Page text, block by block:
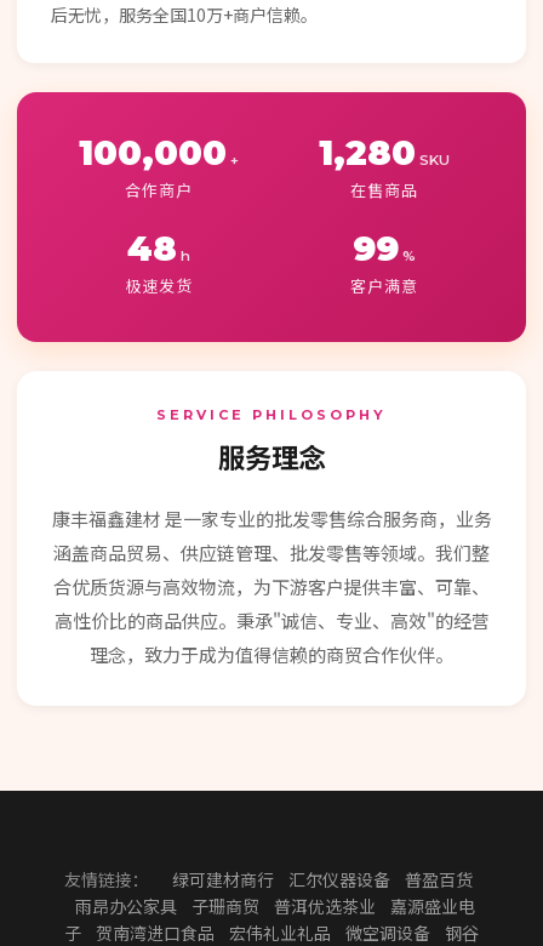
后无忧，服务全国10万+商户信赖。
100,000 +
合作商户
1,280 SKU
在售商品
48 h
极速发货
99 %
客户满意
SERVICE PHILOSOPHY
服务理念
康丰福鑫建材 是一家专业的批发零售综合服务商，业务
涵盖商品贸易、供应链管理、批发零售等领域。我们整
合优质货源与高效物流，为下游客户提供丰富、可靠、
高性价比的商品供应。秉承"诚信、专业、高效"的经营
理念，致力于成为值得信赖的商贸合作伙伴。
友情链接： 绿可建材商行 汇尔仪器设备
普盈百货
雨昂办公家具
子珊商贸 普洱优选茶业
嘉源盛业电
子
贺南湾进口食品 宏伟礼业礼品 微空调设备
钢谷